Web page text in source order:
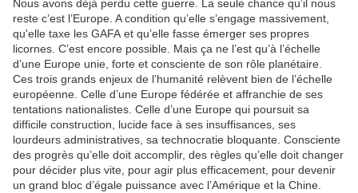
Nous avons déjà perdu cette guerre. La seule chance qu’il nous
reste c’est l’Europe. A condition qu’elle s’engage massivement,
qu'elle taxe les GAFA et qu’elle fasse émerger ses propres
licornes. C’est encore possible. Mais ça ne l’est qu’à l’échelle
d’une Europe unie, forte et consciente de son rôle planétaire.
Ces trois grands enjeux de l’humanité relèvent bien de l’échelle
européenne. Celle d’une Europe fédérée et affranchie de ses
tentations nationalistes. Celle d’une Europe qui poursuit sa
difficile construction, lucide face à ses insuffisances, ses
lourdeurs administratives, sa technocratie bloquante. Consciente
des progrès qu’elle doit accomplir, des règles qu’elle doit changer
pour décider plus vite, pour agir plus efficacement, pour devenir
un grand bloc d’égale puissance avec l’Amérique et la Chine.